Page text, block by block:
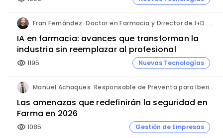
Fran Fernández. Doctor en Farmacia y Director de I+D. Labiana
IA en farmacia: avances que transforman la
industria sin reemplazar al profesional
visibility 1195 Nuevas Tecnologías
Manuel Achaques. Responsable de Preventa para Iberia, Italia y Latinoamérica. Hornetsecurity.
Las amenazas que redefinirán la seguridad en
Farma en 2026
visibility 1085 Gestión de Empresas